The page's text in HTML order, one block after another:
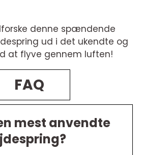
denne spændende
ud i det ukendte og
at flyve gennem luften!
FAQ
mest anvendte